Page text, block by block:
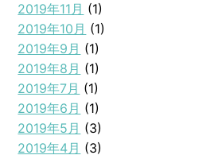
2019年11月 (1)
2019年10月 (1)
2019年9月 (1)
2019年8月 (1)
2019年7月 (1)
2019年6月 (1)
2019年5月 (3)
2019年4月 (3)